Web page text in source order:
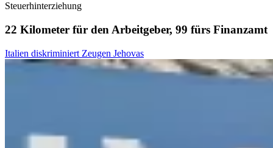
Steuerhinterziehung
22 Kilometer für den Arbeitgeber, 99 fürs Finanzamt
Italien diskriminiert Zeugen Jehovas